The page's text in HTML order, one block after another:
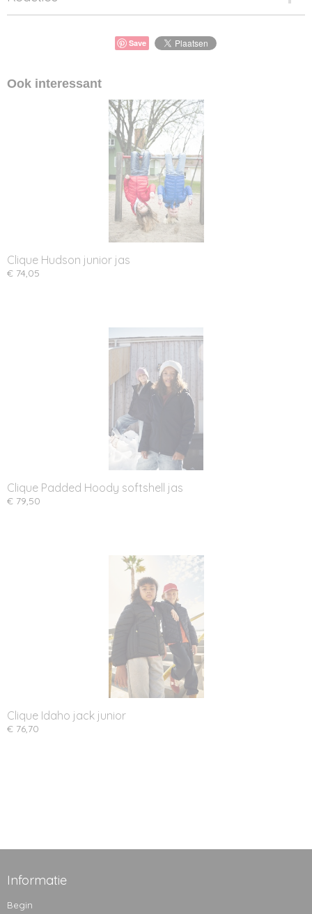
Save
Ook interessant
Clique Hudson junior jas
€ 74,05
Clique Padded Hoody softshell jas
€ 79,50
Clique Idaho jack junior
€ 76,70
Informatie
Begin